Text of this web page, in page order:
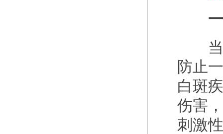
一、
当我
防止
白斑
伤害
刺激